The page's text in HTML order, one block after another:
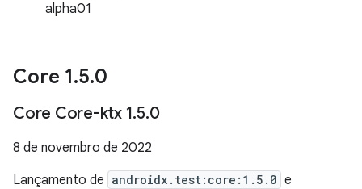
alpha01
Core 1.5.0
Core Core-ktx 1.5.0
8 de novembro de 2022
Lançamento de androidx.test:core:1.5.0 e